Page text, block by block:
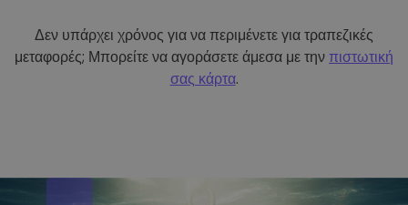
Δεν υπάρχει χρόνος για να περιμένετε για τραπεζικές
μεταφορές; Μπορείτε να αγοράσετε άμεσα με τηνπιστωτική
σας κάρτα.